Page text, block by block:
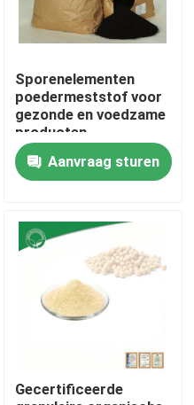
Sporenelementen
poedermeststof voor
gezonde en voedzame
producten
Aanvraag sturen
Gecertificeerde